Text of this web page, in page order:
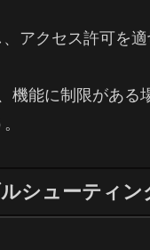
アクセス許可を
能に制限がある
シューティン